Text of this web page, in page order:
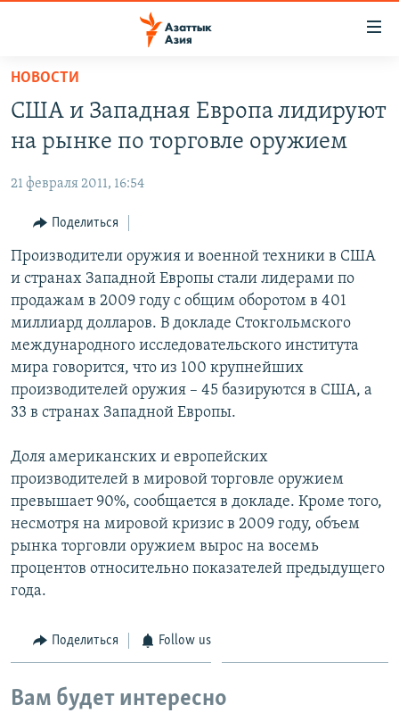
Вернуться
основному
содержанию
Вернутся
навигации
Вернутся
поиску
УЗБЕКИСТАН
ТАДЖИКИСТАН
ВОЙНА В УКРАИНЕ
НА ДРУГИХ ЯЗЫКАХ
ҚАЗАҚША
КЫРГЫЗЧА
ЎЗБЕКЧА
ТОҶИКӢ
TÜRKMENÇE
Все сайты РСЕ/РС
НОВОСТИ
США и Западная Европа лидируют
на рынке по торговле оружием
21 февраля 2011, 16:54
Поделиться
Производители оружия и военной техники в США
и странах Западной Европы стали лидерами по
продажам в 2009 году с общим оборотом в 401
миллиард долларов. В докладе Стокгольмского
международного исследовательского института
мира говорится, что из 100 крупнейших
производителей оружия – 45 базируются в США, а
33 в странах Западной Европы.
Доля американских и европейских
производителей в мировой торговле оружием
превышает 90%, сообщается в докладе. Кроме того,
несмотря на мировой кризис в 2009 году, объем
рынка торговли оружием вырос на восемь
процентов относительно показателей предыдущего
года.
Поделиться Follow us
Вам будет интересно